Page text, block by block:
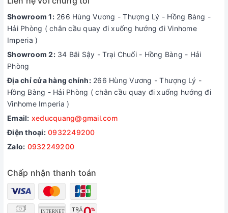
Showroom 1:266 Hùng Vương - Thượng Lý - Hồng Bàng -
Hải Phòng ( chân cầu quay đi xuống hướng đi Vinhome
Imperia )
Showroom 2:34 Bãi Sậy - Trại Chuối - Hồng Bàng - Hải
Phòng
Địa chỉ cửa hàng chính:266 Hùng Vương - Thượng Lý -
Hồng Bàng - Hải Phòng ( chân cầu quay đi xuống hướng đi
Vinhome Imperia )
Email: xeducquang@gmail.com
Điện thoại: 0932249200
Zalo: 0932249200
Chấp nhận thanh toán